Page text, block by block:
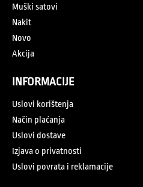
Muški satovi
Nakit
Novo
Akcija
INFORMACIJE
Uslovi korištenja
Način plaćanja
Uslovi dostave
Izjava o privatnosti
Uslovi povrata i reklamacije